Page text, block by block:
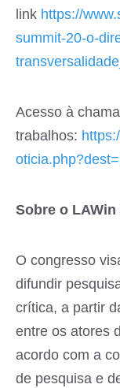
link https://
summit-20-o-
Acesso à
trabalhos:
Sobre o
O congresso
difundir
crítica, a partir
entre os atores
acordo com a
de pesquisa e